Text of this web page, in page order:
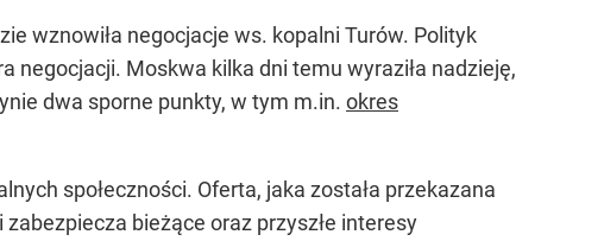
wznowiła negocjacje ws. kopalni Turów. Polityk
negocjacji. Moskwa kilka dni temu wyraziła nadzieję,
dwa sporne punkty, w tym m.in. okres
społeczności. Oferta, jaka została przekazana
bieżące oraz przyszłe interesy